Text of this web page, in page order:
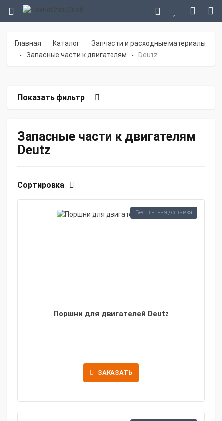
Главная - Каталог - Запчасти и расходные материалы
- Запасные части к двигателям - Deutz
Показать фильтр
Запасные части к двигателям
Deutz
Сортировка
Поршни для двигателей Deutz
ЗАКАЗАТЬ
Бесплатная доставка